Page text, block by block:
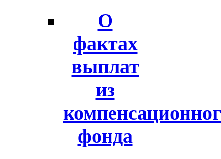
О
фактах
выплат
из
фонда